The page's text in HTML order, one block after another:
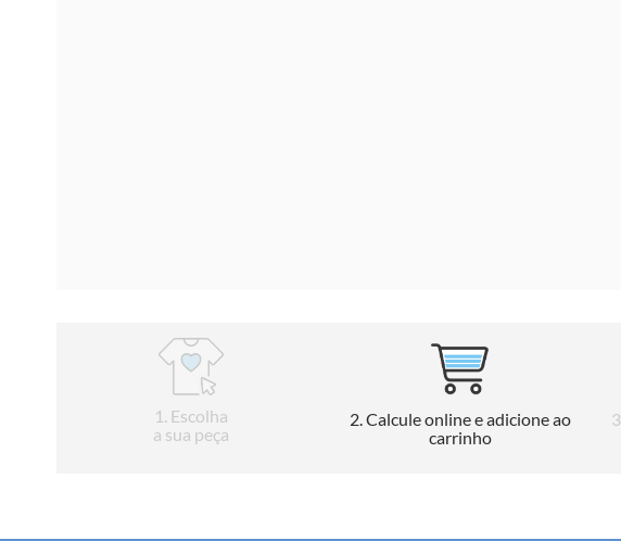
1 . Escolha
a sua peça
2. Calcule online e adicione ao
carrinho
3